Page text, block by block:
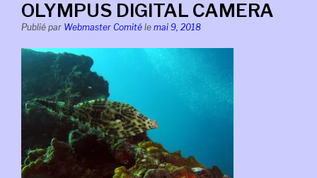
OLYMPUS DIGITAL CAMERA
Publié par Webmaster Comité le mai 9, 2018